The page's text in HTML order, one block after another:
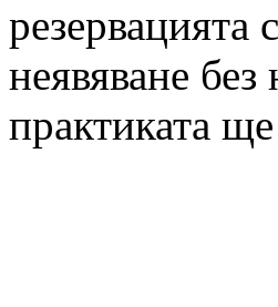
резервацията
неявяване
практиката